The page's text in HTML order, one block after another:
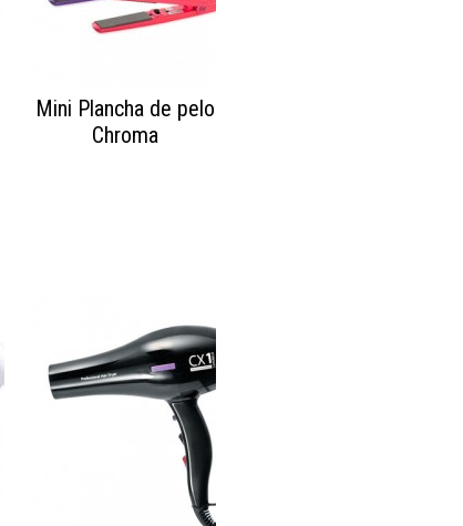
Mini Plancha de pelo
Chroma